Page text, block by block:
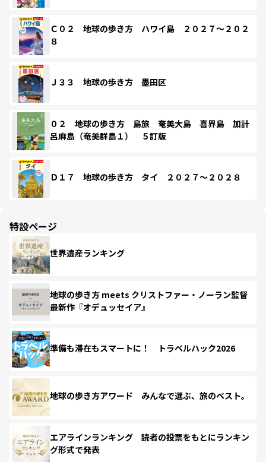
Ｃ０２ 地球の歩き方 ハワイ島 ２０２７～２０２
８
Ｊ３３ 地球の歩き方 墨田区
０２ 地球の歩き方 島旅 奄美大島 喜界島 加計
呂麻島（奄美群島１） ５訂版
Ｄ１７ 地球の歩き方 タイ ２０２７～２０２８
特設ページ
世界遺産ランキング
地球の歩き方 meets クリストファー・ノーラン監督
最新作『オデュッセイア』
準備も滞在もスマートに！ トラベルハック2026
地球の歩き方アワード みんなで選ぶ、旅のベスト。
エアラインランキング 読者の投票をもとにランキン
グ形式で発表